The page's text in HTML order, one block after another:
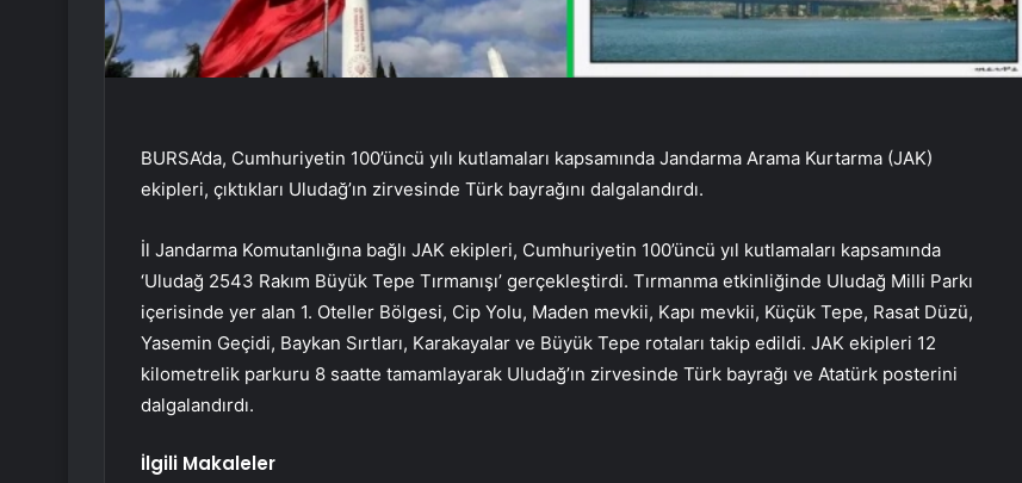
BURSA’da, Cumhuriyetin 100’üncü yılı kutlamaları kapsamında Jandarma Arama Kurtarma (JAK)
ekipleri, çıktıkları Uludağ’ın zirvesinde Türk bayrağını dalgalandırdı.
İl Jandarma Komutanlığına bağlı JAK ekipleri, Cumhuriyetin 100’üncü yıl kutlamaları kapsamında
‘Uludağ 2543 Rakım Büyük Tepe Tırmanışı’ gerçekleştirdi. Tırmanma etkinliğinde Uludağ Milli Parkı
içerisinde yer alan 1. Oteller Bölgesi, Cip Yolu, Maden mevkii, Kapı mevkii, Küçük Tepe, Rasat Düzü,
Yasemin Geçidi, Baykan Sırtları, Karakayalar ve Büyük Tepe rotaları takip edildi. JAK ekipleri 12
kilometrelik parkuru 8 saatte tamamlayarak Uludağ’ın zirvesinde Türk bayrağı ve Atatürk posterini
dalgalandırdı.
İlgili Makaleler